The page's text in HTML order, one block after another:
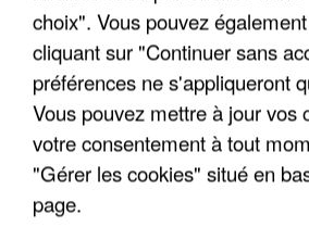
5 août 2026
choix". Vous pouvez
cliquant sur "Continuer sans
préférences ne s'appliqueront
Vous pouvez mettre à jour vos
votre consentement à tout
"Gérer les cookies" situé en
page.